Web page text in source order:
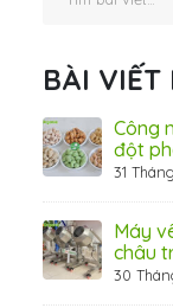
BÀI VIẾT
Công
đột
31
Máy
châu
30